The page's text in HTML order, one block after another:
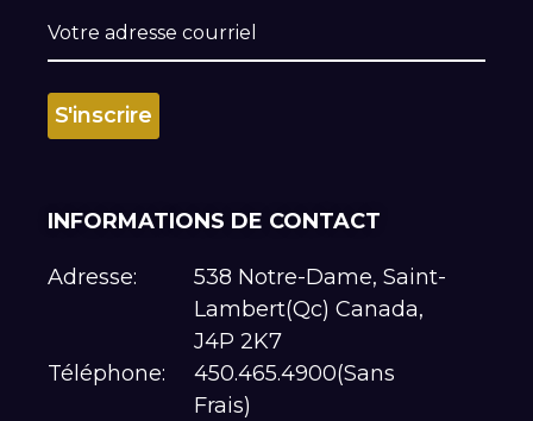
INFORMATIONS DE CONTACT
Adresse:
538 Notre-Dame, Saint-
Lambert(Qc) Canada,
J4P 2K7
Téléphone:
450.465.4900(Sans
Frais)